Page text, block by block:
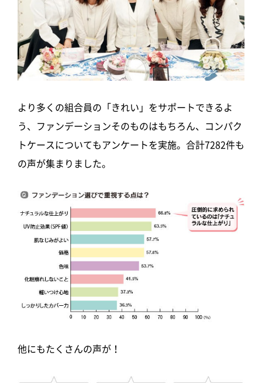
より多くの組合員の「きれい」をサポートできるよ
う、ファンデーションそのものはもちろん、コンパク
トケースについてもアンケートを実施。合計7282件も
の声が集まりました。
他にもたくさんの声が！